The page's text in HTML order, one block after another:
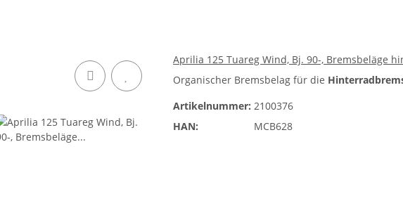
Aprilia 125 Tuareg Wind, Bj. 90-, Bremsbeläge
Organischer Bremsbelag für die
Artikelnummer: 2100376
HAN:
MCB628